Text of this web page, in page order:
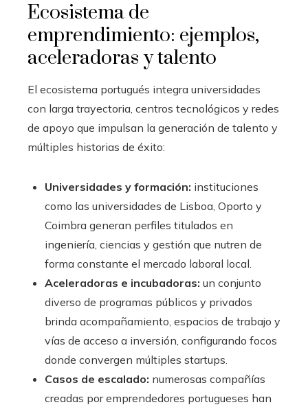
Ecosistema de
emprendimiento: ejemplos,
aceleradoras y talento
El ecosistema portugués integra universidades
con larga trayectoria, centros tecnológicos y redes
de apoyo que impulsan la generación de talento y
múltiples historias de éxito:
Universidades y formación: instituciones
como las universidades de Lisboa, Oporto y
Coimbra generan perfiles titulados en
ingeniería, ciencias y gestión que nutren de
forma constante el mercado laboral local.
Aceleradoras e incubadoras: un conjunto
diverso de programas públicos y privados
brinda acompañamiento, espacios de trabajo y
vías de acceso a inversión, configurando focos
donde convergen múltiples startups.
Casos de escalado: numerosas compañías
creadas por emprendedores portugueses han